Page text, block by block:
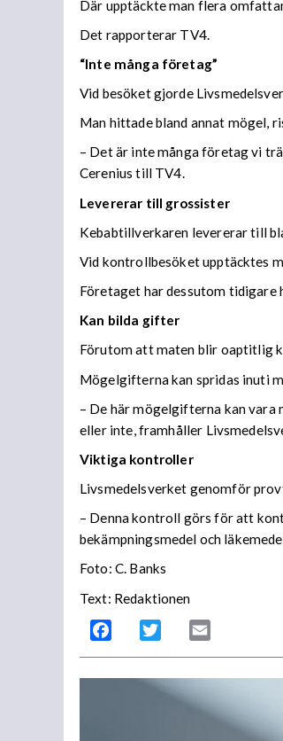
Där upptäckte man flera
Det rapporterar TV4.
“Inte många företag”
Vid besöket gjorde
Man hittade bland annat mögel,
– Det är inte många företag vi
Cerenius till TV4.
Levererar till grossister
Kebabtillverkaren levererar till
Vid kontrollbesöket upptäcktes
Företaget har dessutom tidigare
Kan bilda gifter
Förutom att maten blir oaptitlig
Mögelgifterna kan spridas inuti
– De här mögelgifterna kan
eller inte, framhåller
Viktiga kontroller
Livsmedelsverket genomför
– Denna kontroll görs för att
bekämpningsmedel och
Foto: C. Banks
Text: Redaktionen
Facebook Twitter